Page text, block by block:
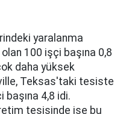
yaralanma
100 işçi başına 0,8
daha yüksek
Teksas'taki tesiste
başına 4,8 idi.
tesisinde ise bu